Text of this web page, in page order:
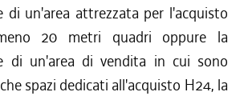
di un'area attrezzata per l'acquisto
20 metri quadri oppure la
di un'area di vendita in cui sono
spazi dedicati all'acquisto H24, la